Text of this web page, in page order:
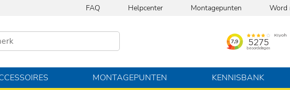
FAQ Helpcenter Montagepunten Word
MONTAGEPUNTEN KENNISBANK